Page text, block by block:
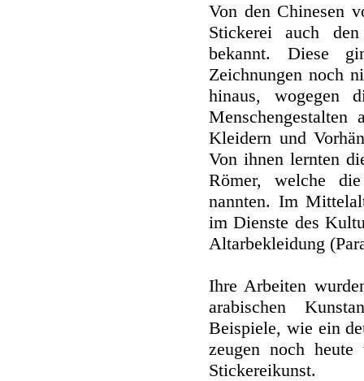
Von den Chinesen
Stickerei auch
bekannt. Diese
Zeichnungen noch
hinaus, wogegen
Menschengestalten
Kleidern und
Von ihnen lernten
Römer, welche
nannten. Im
im Dienste des
Altarbekleidung
Ihre Arbeiten
arabischen
Beispiele, wie ein
zeugen noch
Stickereikunst.